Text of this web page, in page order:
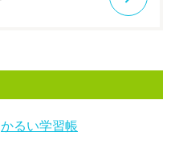
かるい学習帳